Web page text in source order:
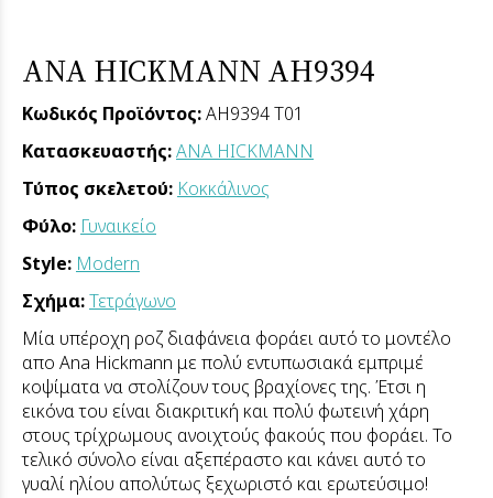
ANA HICKMANN AH9394
Κωδικός Προϊόντος:AH9394 T01
Κατασκευαστής:ANA HICKMANN
Τύπος σκελετού: Κοκκάλινος
Φύλο: Γυναικείο
Style: Modern
Σχήμα:Τετράγωνο
Μία υπέροχη ροζ διαφάνεια φοράει αυτό το μοντέλο
απο Ana Hickmann με πολύ εντυπωσιακά εμπριμέ
κοψίματα να στολίζουν τους βραχίονες της. Έτσι η
εικόνα του είναι διακριτική και πολύ φωτεινή χάρη
στους τρίχρωμους ανοιχτούς φακούς που φοράει. Το
τελικό σύνολο είναι αξεπέραστο και κάνει αυτό το
γυαλί ηλίου απολύτως ξεχωριστό και ερωτεύσιμο!